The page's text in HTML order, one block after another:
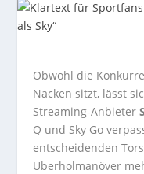
Obwohl die
Nacken sitzt, lässt
Streaming-Anbieter
Q und Sky Go
entscheidenden
Überholmanöver